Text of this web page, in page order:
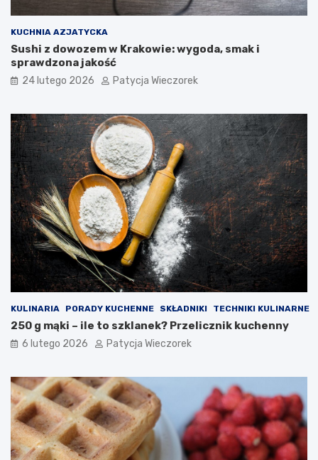
KUCHNIA AZJATYCKA
Sushi z dowozem w Krakowie: wygoda, smak i
sprawdzona jakość
24 lutego 2026 Patycja Wieczorek
KULINARIA PORADY KUCHENNE SKŁADNIKI TECHNIKI KULINARNE
250 g mąki – ile to szklanek? Przelicznik kuchenny
6 lutego 2026 Patycja Wieczorek